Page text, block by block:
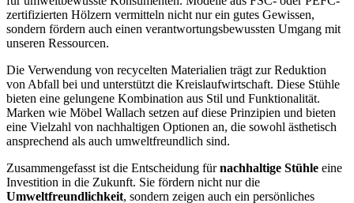
zertifizierten Hölzern vermitteln nicht nur ein gutes Gewissen,
sondern fördern auch einen verantwortungsbewussten Umgang mit
unseren Ressourcen.
Die Verwendung von recycelten Materialien trägt zur Reduktion
von Abfall bei und unterstützt die Kreislaufwirtschaft. Diese Stühle
bieten eine gelungene Kombination aus Stil und Funktionalität.
Marken wie Möbel Wallach setzen auf diese Prinzipien und bieten
eine Vielzahl von nachhaltigen Optionen an, die sowohl ästhetisch
ansprechend als auch umweltfreundlich sind.
Zusammengefasst ist die Entscheidung fürnachhaltige Stühle eine
Investition in die Zukunft. Sie fördern nicht nur die
Umweltfreundlichkeit, sondern zeigen auch ein persönliches